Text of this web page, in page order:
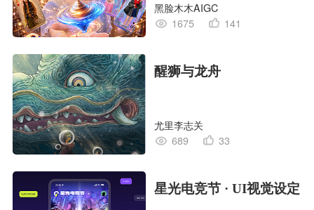
黑脸木木AIGC
1675
141
醒狮与龙舟
尤里李志关
689
33
星光电竞节 · UI视觉设定